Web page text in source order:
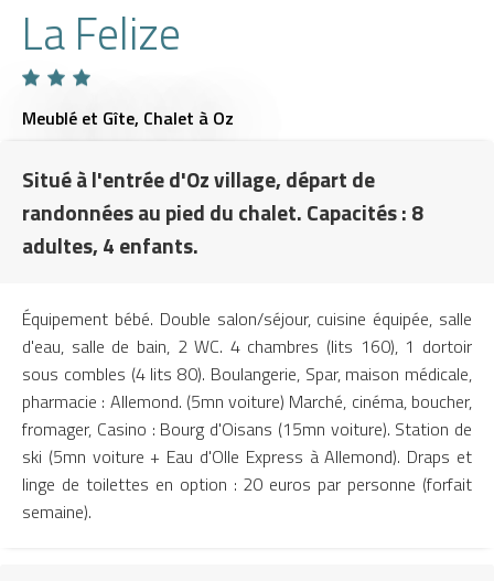
La Felize
Meublé et Gîte, Chalet à Oz
Situé à l'entrée d'Oz village, départ de
randonnées au pied du chalet. Capacités : 8
adultes, 4 enfants.
Équipement bébé. Double salon/séjour, cuisine équipée, salle
d'eau, salle de bain, 2 WC. 4 chambres (lits 160), 1 dortoir
sous combles (4 lits 80). Boulangerie, Spar, maison médicale,
pharmacie : Allemond. (5mn voiture) Marché, cinéma, boucher,
fromager, Casino : Bourg d'Oisans (15mn voiture). Station de
ski (5mn voiture + Eau d'Olle Express à Allemond). Draps et
linge de toilettes en option : 20 euros par personne (forfait
semaine).